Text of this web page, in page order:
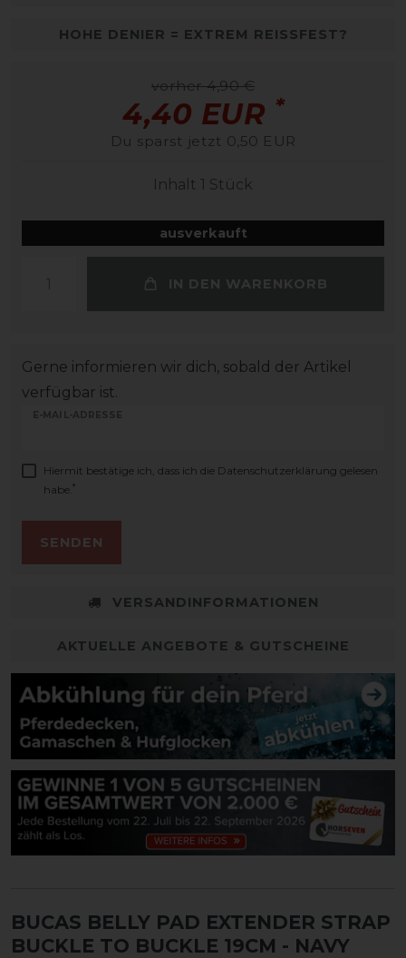
HOHE DENIER = EXTREM REISSFEST?
vorher 4,90 €
4,40 EUR *
Du sparst jetzt 0,50 EUR
Inhalt 1 Stück
ausverkauft
IN DEN WARENKORB
Gerne informieren wir dich, sobald der Artikel
verfügbar ist.
E-MAIL-ADRESSE
Hiermit bestätige ich, dass ich die Daten­schutz­erklärung gelesen
habe. *
SENDEN
VERSANDINFORMATIONEN
AKTUELLE ANGEBOTE & GUTSCHEINE
BUCAS BELLY PAD EXTENDER STRAP
BUCKLE TO BUCKLE 19CM - NAVY